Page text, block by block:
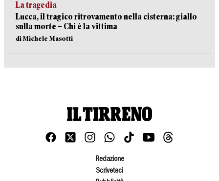
La tragedia
Lucca, il tragico ritrovamento nella cisterna: giallo
sulla morte – Chi è la vittima
di Michele Masotti
Redazione
Scriveteci